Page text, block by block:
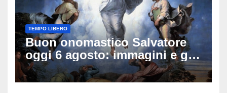
TEMPO LIBERO
Buon onomastico Salvatore
oggi 6 agosto: immagini e gif
di auguri da condividere